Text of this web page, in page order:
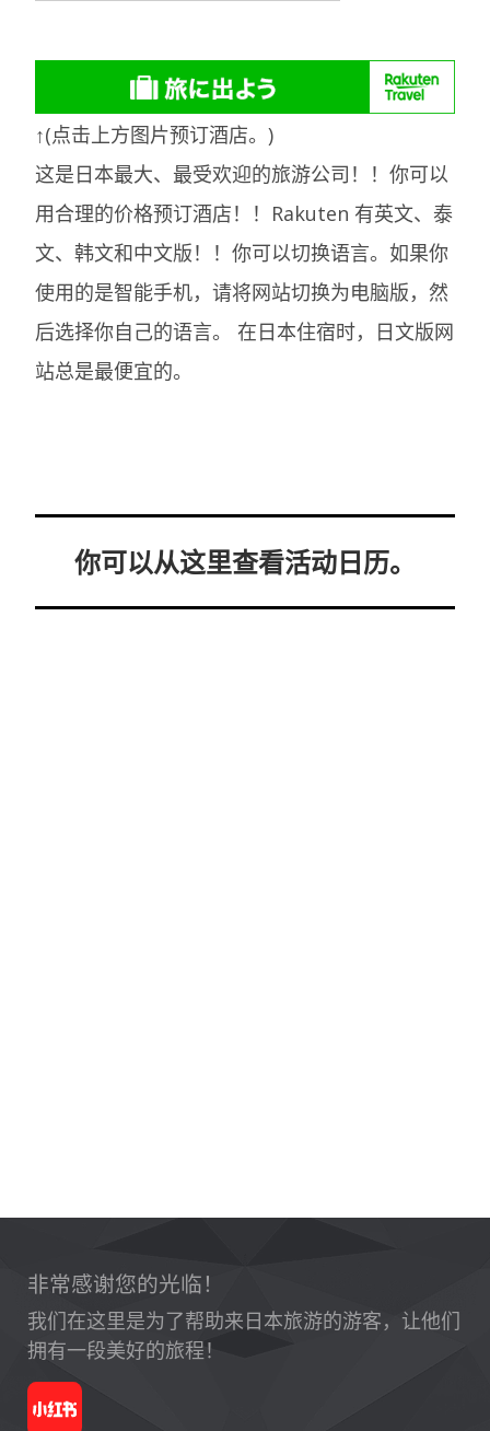
↑(点击上方图片预订酒店。)
这是日本最大、最受欢迎的旅游公司！！你可以
用合理的价格预订酒店！！Rakuten 有英文、泰
文、韩文和中文版！！你可以切换语言。如果你
使用的是智能手机，请将网站切换为电脑版，然
后选择你自己的语言。在日本住宿时，日文版网
站总是最便宜的。
你可以从这里查看活动日历。
非常感谢您的光临！
我们在这里是为了帮助来日本旅游的游客，让他们
拥有一段美好的旅程！